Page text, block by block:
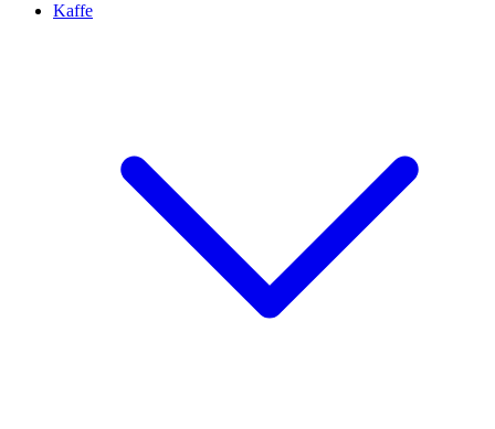
Kaffe